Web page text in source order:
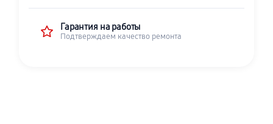
Гарантия на работы
Подтверждаем качество ремонта